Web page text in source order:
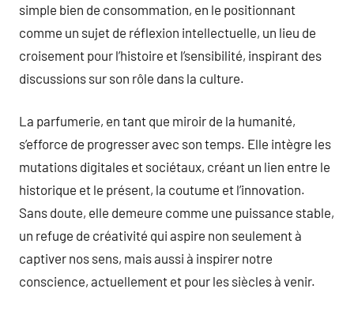
simple bien de consommation, en le positionnant
comme un sujet de réflexion intellectuelle, un lieu de
croisement pour l’histoire et l’sensibilité, inspirant des
discussions sur son rôle dans la culture.
La parfumerie, en tant que miroir de la humanité,
s’efforce de progresser avec son temps. Elle intègre les
mutations digitales et sociétaux, créant un lien entre le
historique et le présent, la coutume et l’innovation.
Sans doute, elle demeure comme une puissance stable,
un refuge de créativité qui aspire non seulement à
captiver nos sens, mais aussi à inspirer notre
conscience, actuellement et pour les siècles à venir.